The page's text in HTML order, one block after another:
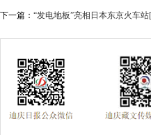
下一篇： “发电地板”亮相日本东京火车